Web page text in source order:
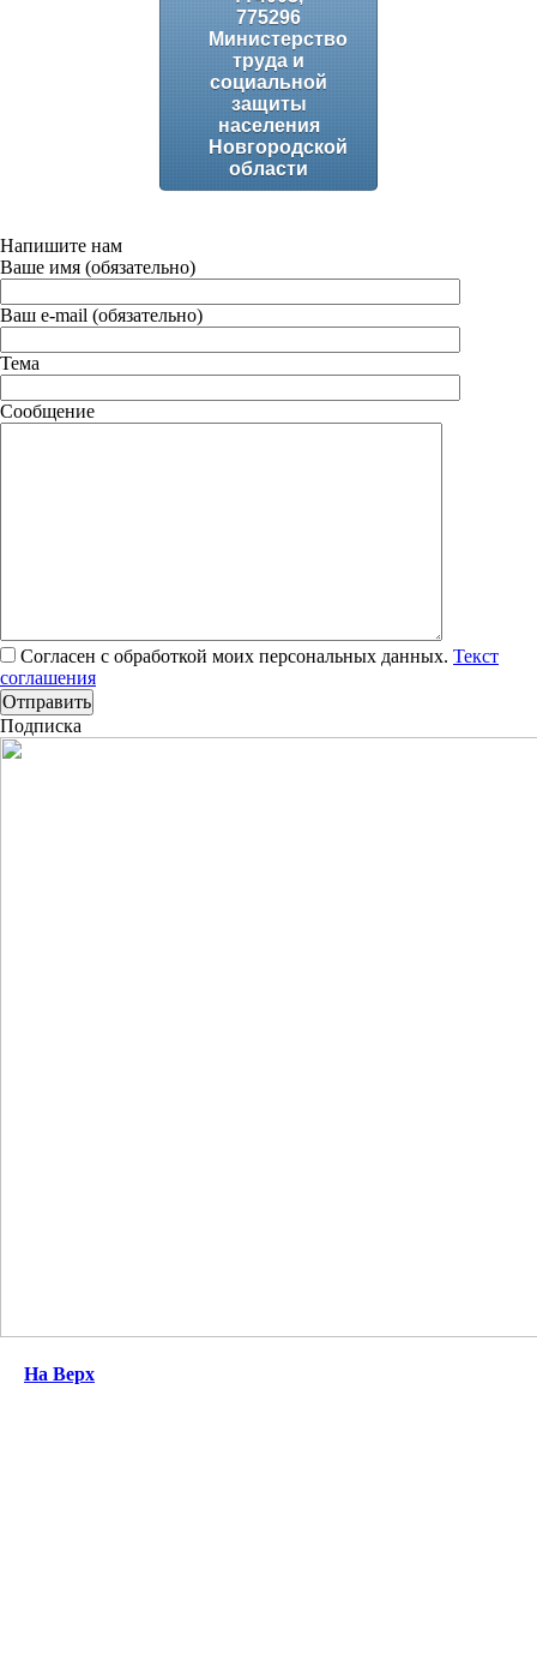
775296
Министерство
труда и
социальной
защиты
населения
Новгородской
области
Напишите нам
Ваше имя (обязательно)
Ваш e-mail (обязательно)
Тема
Сообщение
Согласен с обработкой моих персональных данных. Текст
соглашения
Подписка
На Верх